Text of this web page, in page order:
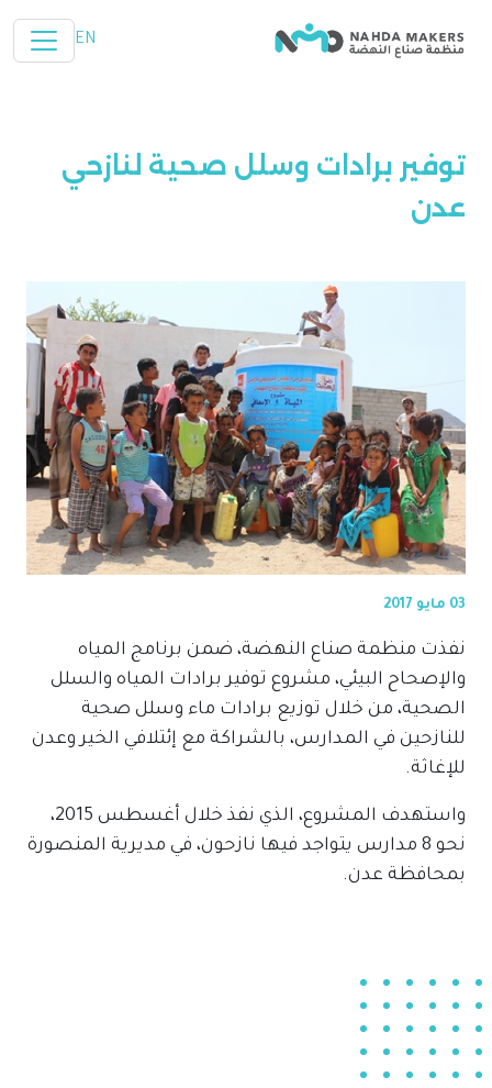
EN
توفير برادات وسلل صحية لنازحي
عدن
03 مايو 2017
نفذت منظمة صناع النهضة، ضمن برنامج المياه
والإصحاح البيئي، مشروع توفير برادات المياه والسلل
الصحية، من خلال توزيع برادات ماء وسلل صحية
للنازحين في المدارس، بالشراكة مع إئتلافي الخير وعدن
للإغاثة.
واستهدف المشروع، الذي نفذ خلال أغسطس 2015،
نحو 8 مدارس يتواجد فيها نازحون، في مديرية المنصورة
بمحافظة عدن.